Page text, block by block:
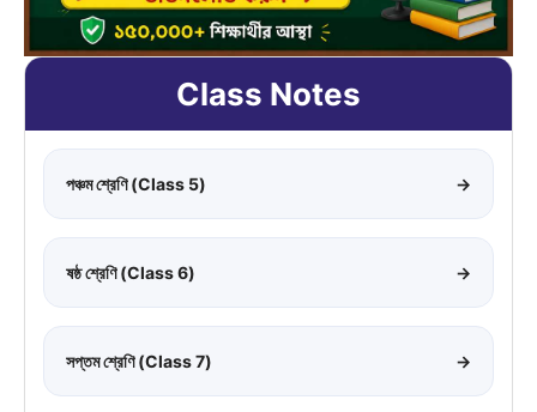
Class Notes
পঞ্চম শ্রেণি (Class 5) →
ষষ্ঠ শ্রেণি (Class 6) →
সপ্তম শ্রেণি (Class 7) →